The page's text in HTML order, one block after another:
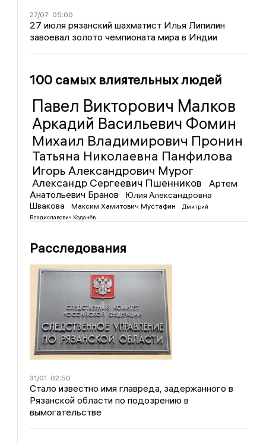
27/07 05:00
27 июля рязанский шахматист Илья Липилин
завоевал золото чемпионата мира в Индии
100 самых влиятельных людей
Павел Викторович Малков
Аркадий Васильевич Фомин
Михаил Владимирович Пронин
Татьяна Николаевна Панфилова
Игорь Александрович Мурог
Александр Сергеевич Пшенников
Артем
Анатольевич Бранов
Юлия Александровна
Швакова
Максим Хамитович Мустафин
Дмитрий
Владиславович Коданёв
Расследования
31/01 02:50
Стало известно имя главреда, задержанного в
Рязанской области по подозрению в
вымогательстве